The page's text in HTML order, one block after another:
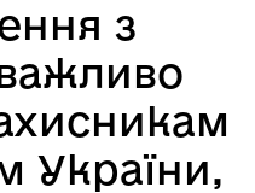
з
України,